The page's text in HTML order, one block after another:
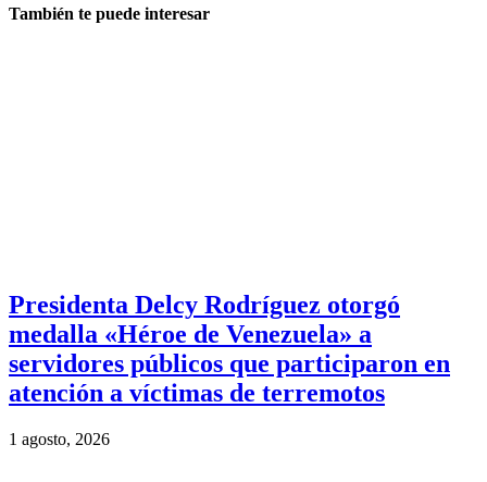
También te puede interesar
Presidenta Delcy Rodríguez otorgó
medalla «Héroe de Venezuela» a
servidores públicos que participaron en
atención a víctimas de terremotos
1 agosto, 2026